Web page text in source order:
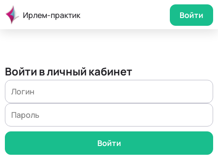
Ирлем-практик Войти
Войти в личный кабинет